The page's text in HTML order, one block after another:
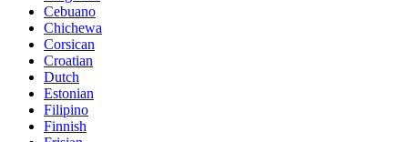
Cebuano
Chichewa
Corsican
Croatian
Dutch
Estonian
Filipino
Finnish